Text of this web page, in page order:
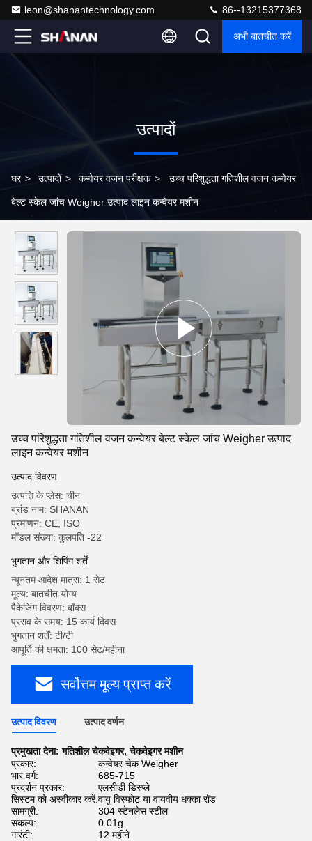
leon@shanantechnology.com 86--13215377368
अभी बातचीत करें
उत्पादों
घर > उत्पादों > कन्वेयर वजन परीक्षक > उच्च परिशुद्धता गतिशील वजन कन्वेयर
बेल्ट स्केल जांच Weigher उत्पाद लाइन कन्वेयर मशीन
उच्च परिशुद्धता गतिशील वजन कन्वेयर बेल्ट स्केल जांच Weigher उत्पाद
लाइन कन्वेयर मशीन
उत्पाद विवरण
उत्पत्ति के प्लेस: चीन
ब्रांड नाम: SHANAN
प्रमाणन: CE, ISO
मॉडल संख्या: कुलपति -22
भुगतान और शिपिंग शर्तें
न्यूनतम आदेश मात्रा: 1 सेट
मूल्य: बातचीत योग्य
पैकेजिंग विवरण: बॉक्स
प्रसव के समय: 15 कार्य दिवस
भुगतान शर्तें: टी/टी
आपूर्ति की क्षमता: 100 सेट/महीना
सर्वोत्तम मूल्य प्राप्त करें
उत्पाद विवरण उत्पाद वर्णन
प्रमुखता देना:गतिशील चेकवेइगर,चेकवेइगर मशीन
प्रकार:
कन्वेयर चेक Weigher
भार वर्ग:
685-715
प्रदर्शन प्रकार:
एलसीडी डिस्प्ले
सिस्टम को अस्वीकार करें:वायु विस्फोट या वायवीय धक्का रॉड
सामग्री:
304 स्टेनलेस स्टील
संकल्प:
0.01g
गारंटी:
12 महीने